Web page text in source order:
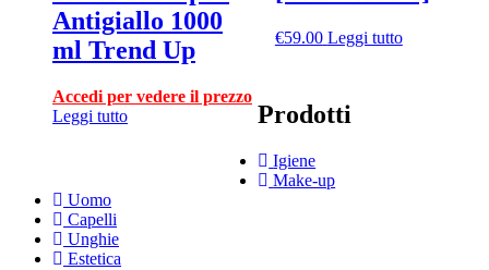
Antigiallo 1000
ml Trend Up
Accedi per vedere il prezzo
Leggi tutto
€59.00 Leggi tutto
Prodotti
Igiene
Make-up
Uomo
Capelli
Unghie
Estetica